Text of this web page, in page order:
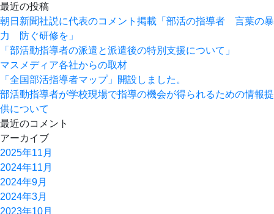
最近の投稿
朝日新聞社説に代表のコメント掲載「部活の指導者 言葉の暴
力 防ぐ研修を」
「部活動指導者の派遣と派遣後の特別支援について」
マスメディア各社からの取材
「全国部活指導者マップ」開設しました。
部活動指導者が学校現場で指導の機会が得られるための情報提
供について
最近のコメント
アーカイブ
2025年11月
2024年11月
2024年9月
2024年3月
2023年10月